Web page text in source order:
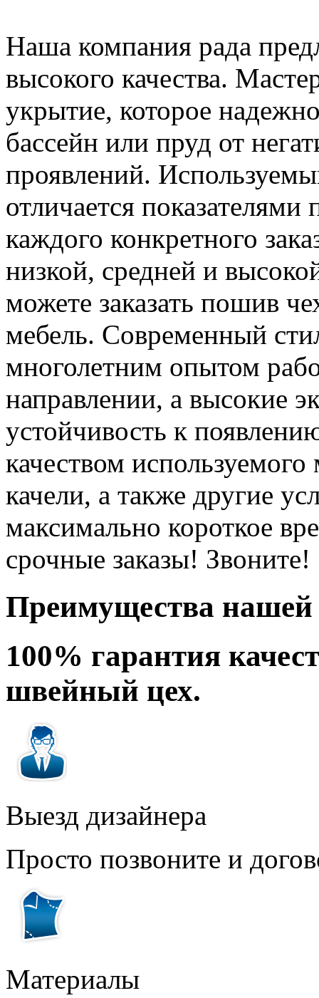
Наша компания рада
высокого качества.
укрытие, которое
бассейн или пруд от
проявлений.
отличается
каждого конкретного
низкой, средней и
можете заказать пошив
мебель. Современный
многолетним опытом
направлении, а высокие
устойчивость к
качеством
качели, а также другие
максимально короткое
срочные заказы! Звоните!
Преимущества нашей
100% гарантия
швейный цех.
Выезд дизайнера
Просто позвоните и
Материалы